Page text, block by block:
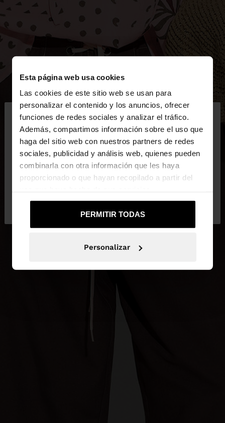
Esta página web usa cookies
Las cookies de este sitio web se usan para
personalizar el contenido y los anuncios, ofrecer
funciones de redes sociales y analizar el tráfico.
Además, compartimos información sobre el uso que
haga del sitio web con nuestros partners de redes
sociales, publicidad y análisis web, quienes pueden
combinarla con otra información que les haya
proporcionado o que hayan recopilado a partir del
PERMITIR TODAS
Personalizar
hola
Estás accediendo a la web de España. ¿Quieres ir a
la web de United States?